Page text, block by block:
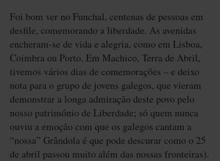
Foi bom ver no Funchal, centenas de pessoas em
desfile, comemorando a liberdade. As avenidas
encheram-se de vida e alegria, como em Lisboa,
Coimbra ou Porto. Em Machico, Terra de Abril,
tivemos vários dias de comemorações – e deixo
nota para o grupo de jovens galegos, que vieram
demonstrar a longa admiração deste povo pelo
nosso património de Liberdade; só quem nunca
ouviu a emoção com que os galegos cantam a
“nossa” Grândola é que pode descurar como o 25
de abril passou muito além das nossas fronteiras).